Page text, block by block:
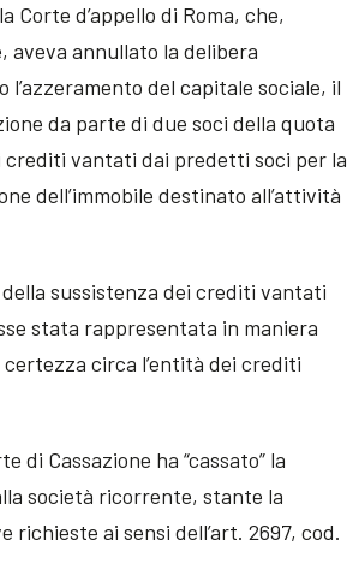
Corte d’appello di Roma, che,
aveva annullato la delibera
del capitale sociale, il
da parte di due soci della quota
vantati dai predetti soci per la
dell’immobile destinato all’attività
sussistenza dei crediti vantati
stata rappresentata in maniera
circa l’entità dei crediti
di Cassazione ha “cassato” la
società ricorrente, stante la
richieste ai sensi dell’art. 2697, cod.